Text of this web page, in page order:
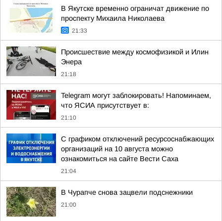
В Якутске временно ограничат движение по
проспекту Михаила Николаева
21:33
Происшествие между космофизикой и Илин
Энера
21:18
Telegram могут заблокировать! Напоминаем,
что ЯСИА присутствует в:
21:10
С графиком отключений ресурсоснабжающих
организаций на 10 августа можно
ознакомиться на сайте Вести Саха
21:04
В Чурапче снова зацвели подснежники
21:00